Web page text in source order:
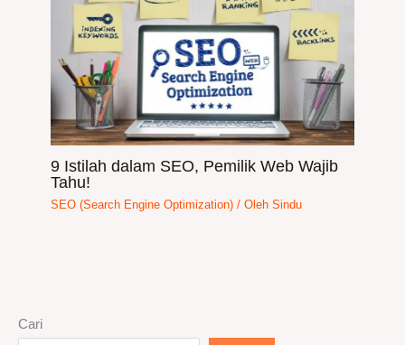
9 Istilah dalam SEO, Pemilik Web Wajib
Tahu!
SEO (Search Engine Optimization) / OlehSindu
Cari